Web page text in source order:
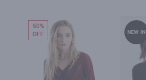
50%
OFF
NEW-IN